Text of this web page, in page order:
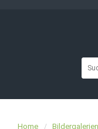
Home Bildergalerien